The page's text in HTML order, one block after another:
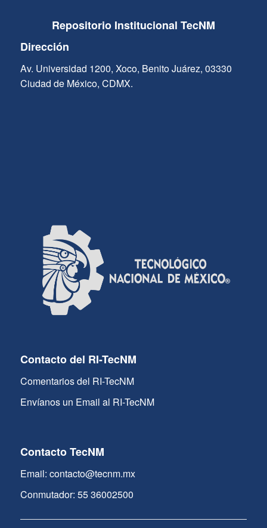
Repositorio Institucional TecNM
Dirección
Av. Universidad 1200, Xoco, Benito Juárez, 03330
Ciudad de México, CDMX.
Contacto del RI-TecNM
Comentarios del RI-TecNM
Envíanos un Email al RI-TecNM
Contacto TecNM
Email: contacto@tecnm.mx
Conmutador: 55 36002500